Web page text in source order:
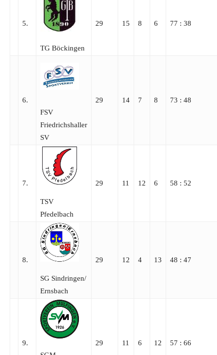
5.
TG Böckingen
29 15 8 6 77 : 38
6.
FSV
Friedrichshaller
SV
29 14 7 8 73 : 48
7.
TSV
Pfedelbach
29 11 12 6 58 : 52
8.
SG Sindringen/​
Ernsbach
29 12 4 13 48 : 47
9.
29 11 6 12 57 : 66